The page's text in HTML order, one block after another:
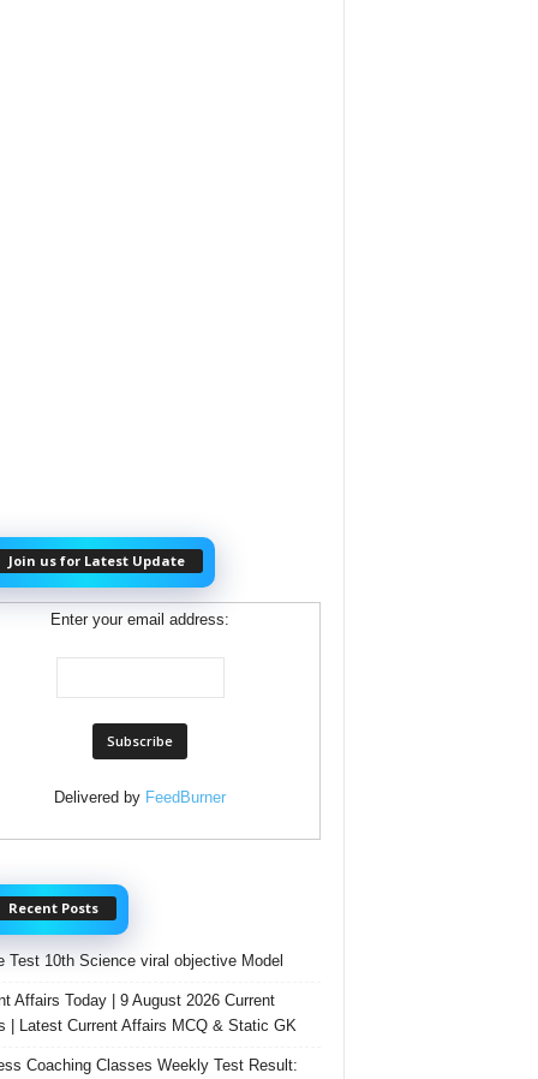
Join us for Latest Update
Enter your email address:
Delivered by FeedBurner
Recent Posts
Test 10th Science viral objective Model
Affairs Today | 9 August 2026 Current
| Latest Current Affairs MCQ & Static GK
Coaching Classes Weekly Test Result: